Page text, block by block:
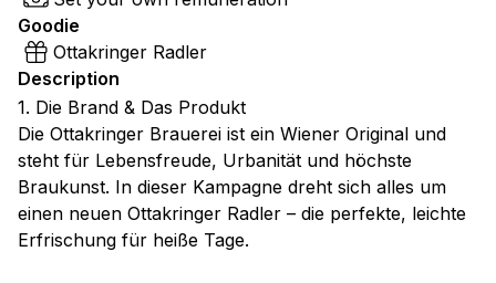
Goodie
Ottakringer Radler
Description
1. Die Brand & Das Produkt
Die Ottakringer Brauerei ist ein Wiener Original und
steht für Lebensfreude, Urbanität und höchste
Braukunst. In dieser Kampagne dreht sich alles um
einen neuen Ottakringer Radler – die perfekte, leichte
Erfrischung für heiße Tage.